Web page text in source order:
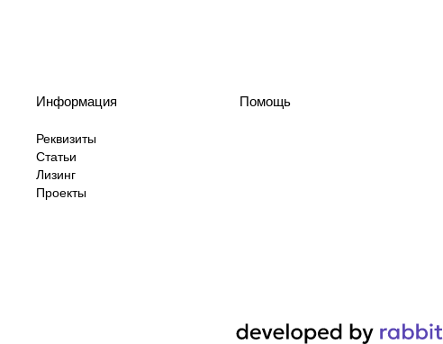
Информация
Реквизиты
Статьи
Лизинг
Проекты
Помощь